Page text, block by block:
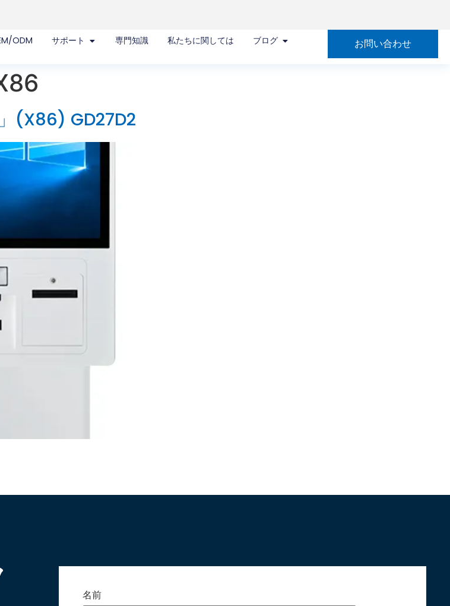
ODM サポート 専門知識 私たちに関しては ブログ お問い合わせ
(X86) GD27D2
名前